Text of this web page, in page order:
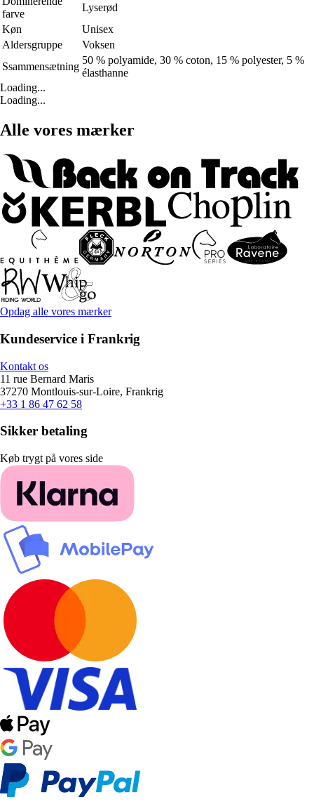
farve
Lyserød
Køn
Unisex
Aldersgruppe
Voksen
Ssammensætning
50 % polyamide, 30 % coton, 15 % polyester, 5 %
élasthanne
Loading...
Loading...
Alle vores mærker
Opdag alle vores mærker
Kundeservice i Frankrig
Kontakt os
11 rue Bernard Maris
37270 Montlouis-sur-Loire, Frankrig
+33 1 86 47 62 58
Sikker betaling
Køb trygt på vores side